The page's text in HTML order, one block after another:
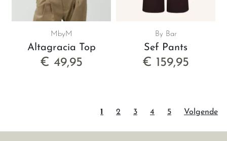
MbyM
Altagracia Top
€ 49,95
By Bar
Sef Pants
€ 159,95
1 2 3 4 5 Volgende